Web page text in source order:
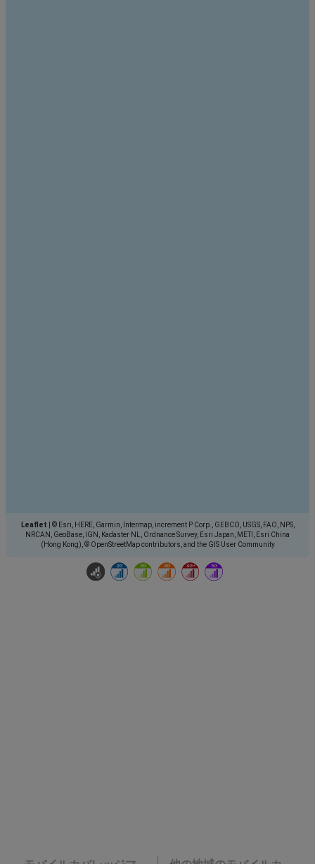
Leaflet
© Esri, HERE, Garmin, Intermap, increment P Corp., GEBCO, USGS, FAO, NPS,
NRCAN, GeoBase, IGN, Kadaster NL, Ordnance Survey, Esri Japan, METI, Esri China
(Hong Kong), © OpenStreetMap contributors, and the GIS User Community